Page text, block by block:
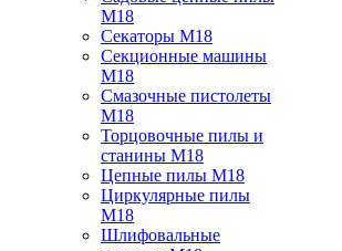
M18
Секаторы M18
Секционные машины
M18
Смазочные пистолеты
M18
Торцовочные пилы и
станины M18
Цепные пилы M18
Циркулярные пилы
M18
Шлифовальные